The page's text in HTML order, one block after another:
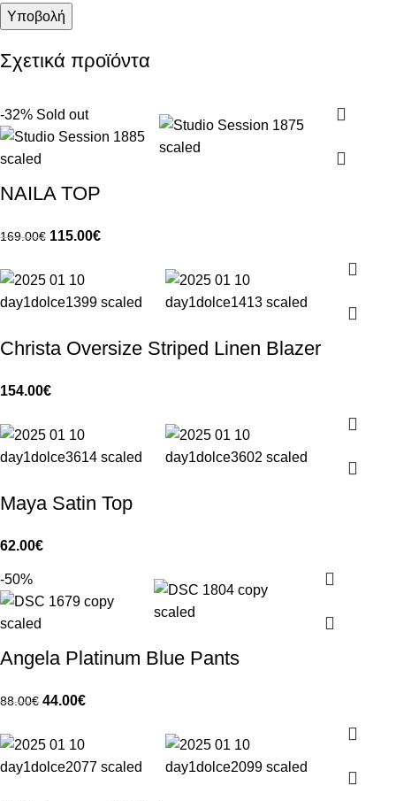
Σχετικά προϊόντα
-32% Sold out
NAILA TOP
169.00€ 115.00€
Christa Oversize Striped Linen Blazer
154.00€
Maya Satin Top
62.00€
-50%
Angela Platinum Blue Pants
88.00€ 44.00€